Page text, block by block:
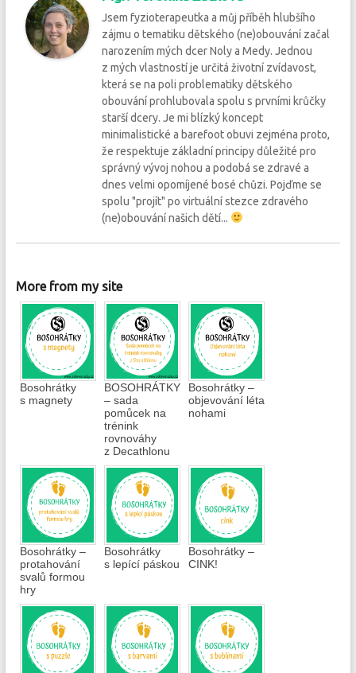
Jsem fyzioterapeutka a můj příběh hlubšího
zájmu o tematiku dětského (ne)obouvání začal
narozením mých dcer Noly a Medy. Jednou
z mých vlastností je určitá životní zvídavost,
která se na poli problematiky dětského
obouvání prohlubovala spolu s prvními krůčky
starší dcery. Je mi blízký koncept
minimalistické a barefoot obuvi zejména proto,
že respektuje základní principy důležité pro
správný vývoj nohou a podobá se zdravé a
dnes velmi opomíjené bosé chůzi. Pojďme se
spolu "projít" po virtuální stezce zdravého
(ne)obouvání našich dětí...
More from my site
Bosohrátky
s magnety
BOSOHRÁTKY
– sada
pomůcek na
trénink
rovnováhy
z Decathlonu
Bosohrátky –
objevování léta
nohami
Bosohrátky –
protahování
svalů formou
hry
Bosohrátky
s lepící páskou
Bosohrátky –
CINK!